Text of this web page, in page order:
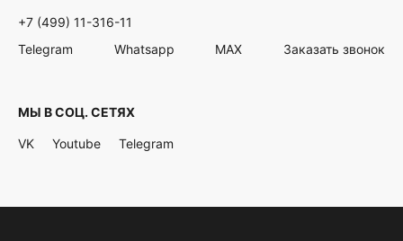
+7 (499) 11-316-11
Telegram
Whatsapp MAX Заказать звонок
МЫ В СОЦ. СЕТЯХ
VK Youtube Telegram